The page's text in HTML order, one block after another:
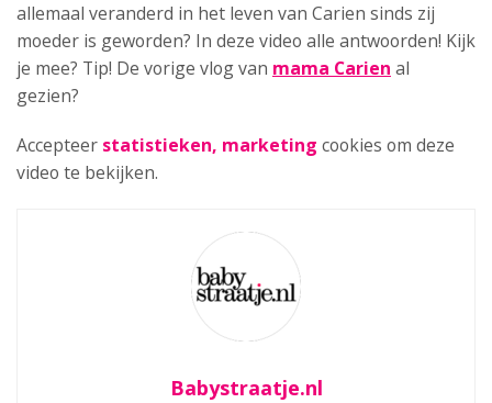
allemaal veranderd in het leven van Carien sinds zij
moeder is geworden? In deze video alle antwoorden! Kijk
je mee? Tip! De vorige vlog van mama Carien al
gezien?
Accepteer statistieken, marketing cookies om deze
video te bekijken.
Babystraatje.nl